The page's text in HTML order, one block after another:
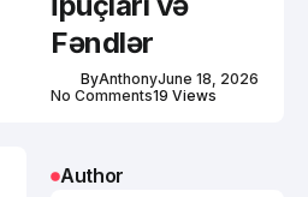
Fəndlər
ByAnthonyJune 18, 2026
No Comments19 Views
Author